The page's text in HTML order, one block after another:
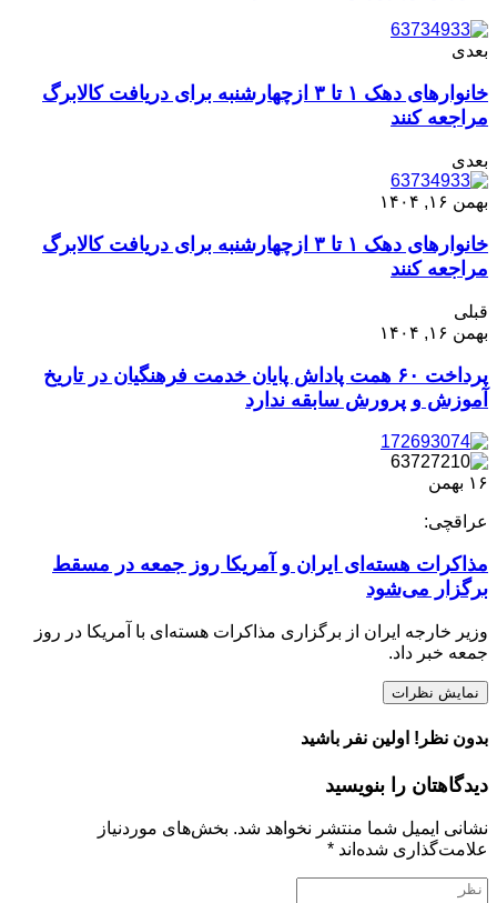
بعدی
خانوارهای دهک ۱ تا ۳ ازچهارشنبه برای دریافت کالابرگ
مراجعه کنند
بعدی
بهمن ۱۶, ۱۴۰۴
خانوارهای دهک ۱ تا ۳ ازچهارشنبه برای دریافت کالابرگ
مراجعه کنند
قبلی
بهمن ۱۶, ۱۴۰۴
پرداخت ۶۰ همت پاداش پایان خدمت فرهنگیان در تاریخ
آموزش‌ و پرورش سابقه ندارد
۱۶ بهمن
عراقچی:
مذاکرات هسته‌ای ایران و آمریکا روز جمعه در مسقط
برگزار می‌شود
وزیر خارجه ایران از برگزاری مذاکرات هسته‌ای با آمریکا در روز
جمعه خبر داد.
نمایش نظرات
بدون نظر! اولین نفر باشید
دیدگاهتان را بنویسید
نشانی ایمیل شما منتشر نخواهد شد. بخش‌های موردنیاز
علامت‌گذاری شده‌اند *